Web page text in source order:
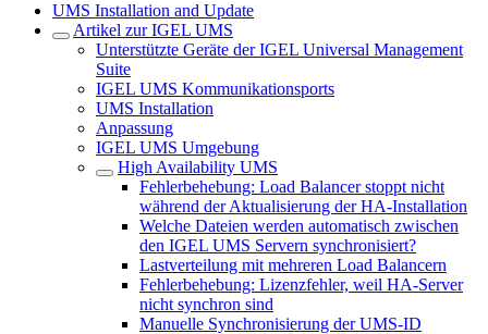
UMS Installation and Update
Artikel zur IGEL UMS
Unterstützte Geräte der IGEL Universal Management
Suite
IGEL UMS Kommunikationsports
UMS Installation
Anpassung
IGEL UMS Umgebung
High Availability UMS
Fehlerbehebung: Load Balancer stoppt nicht
während der Aktualisierung der HA-Installation
Welche Dateien werden automatisch zwischen
den IGEL UMS Servern synchronisiert?
Lastverteilung mit mehreren Load Balancern
Fehlerbehebung: Lizenzfehler, weil HA-Server
nicht synchron sind
Manuelle Synchronisierung der UMS-ID